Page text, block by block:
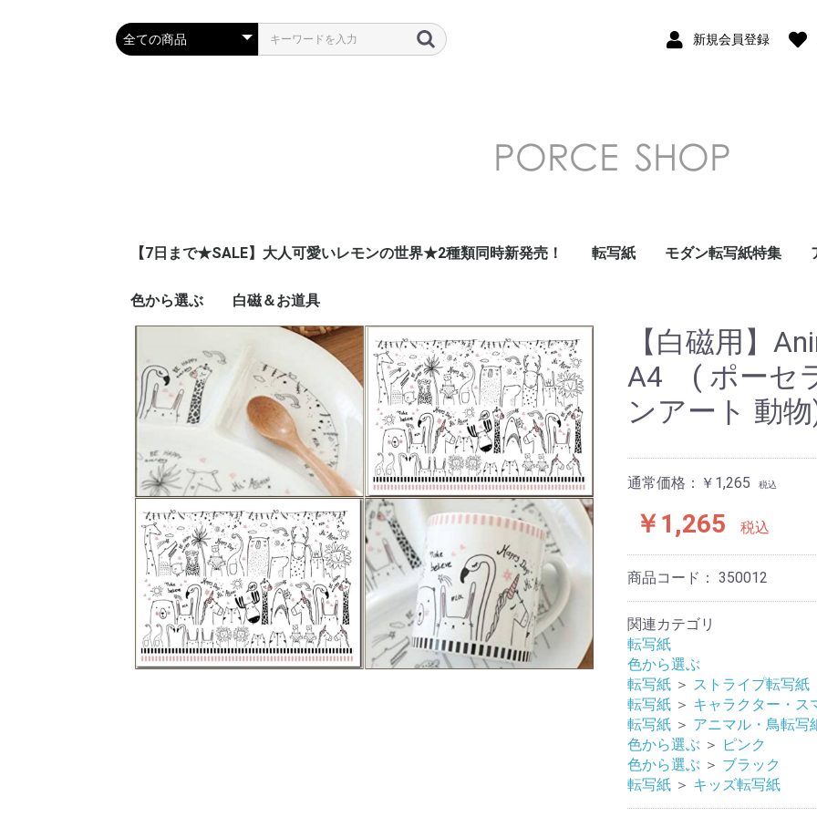
新規会員登録
【7日まで★SALE】大人可愛いレモンの世界★2種類同時新発売！ 転写紙 モダン転写紙特集
色から選ぶ
グラデーション
白磁＆お道具
【白磁用】
A4 ( ポーセ
ンアート 動
通常価格：￥1,265 税込
￥1,265 税込
商品コード： 350012
関連カテゴリ
転写紙
色から選ぶ
転写紙 ＞ ストライプ転写紙
転写紙 ＞ キャラクター・ス
転写紙 ＞ アニマル・鳥転写
色から選ぶ ＞ ピンク
色から選ぶ ＞ ブラック
転写紙 ＞ キッズ転写紙